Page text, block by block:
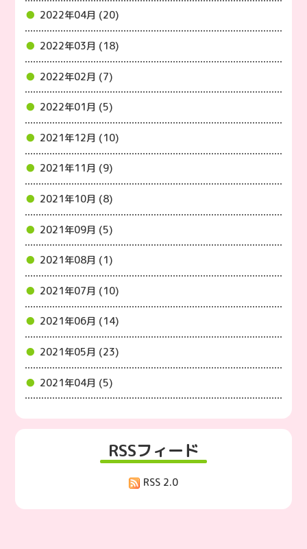
2022年04月 (20)
2022年03月 (18)
2022年02月 (7)
2022年01月 (5)
2021年12月 (10)
2021年11月 (9)
2021年10月 (8)
2021年09月 (5)
2021年08月 (1)
2021年07月 (10)
2021年06月 (14)
2021年05月 (23)
2021年04月 (5)
RSSフィード
RSS 2.0